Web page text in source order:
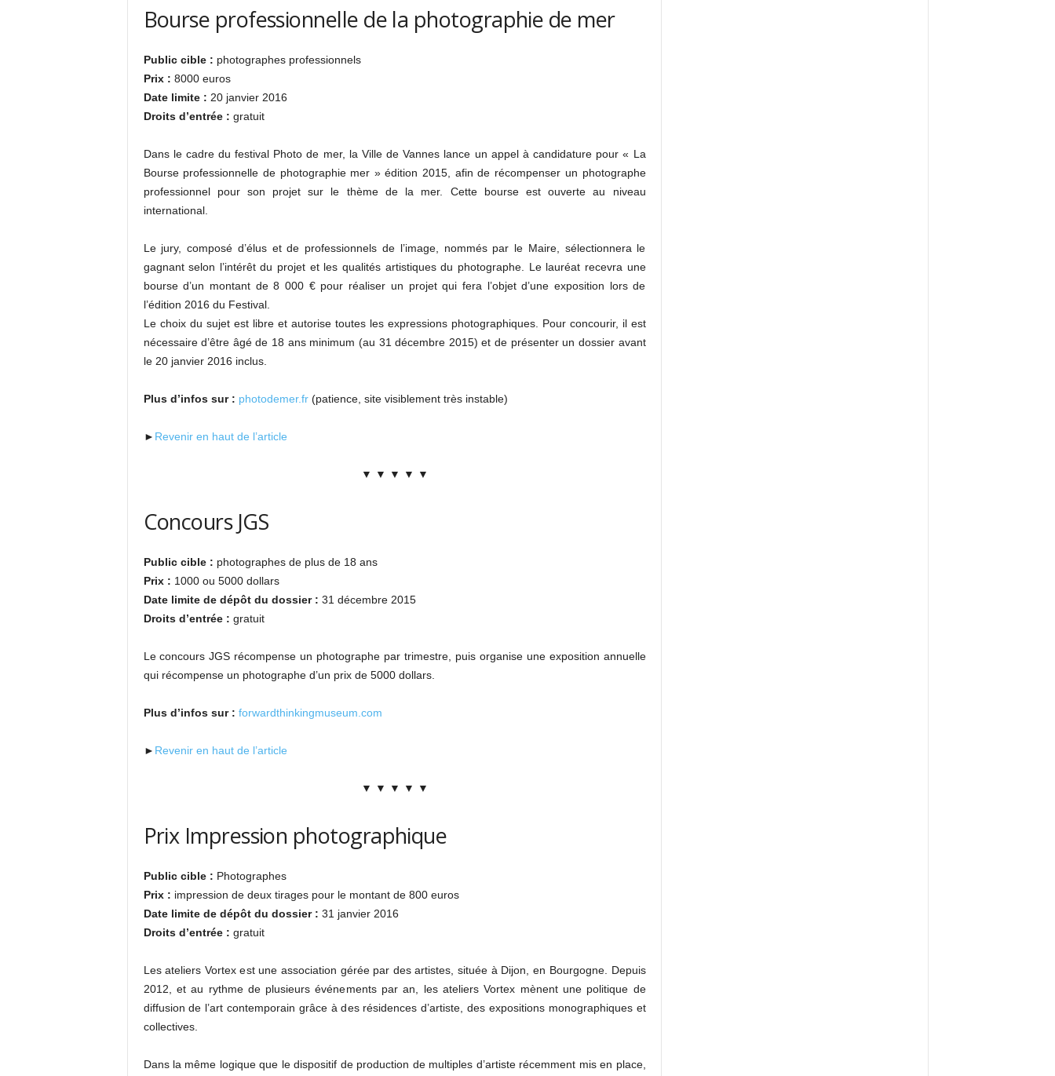
Bourse professionnelle de la photographie de mer
Public cible : photographes professionnels
Prix : 8000 euros
Date limite : 20 janvier 2016
Droits d’entrée : gratuit
Dans le cadre du festival Photo de mer, la Ville de Vannes lance un appel à candidature pour « La
Bourse professionnelle de photographie mer » édition 2015, afin de récompenser un photographe
professionnel pour son projet sur le thème de la mer. Cette bourse est ouverte au niveau
international.
Le jury, composé d’élus et de professionnels de l’image, nommés par le Maire, sélectionnera le
gagnant selon l’intérêt du projet et les qualités artistiques du photographe. Le lauréat recevra une
bourse d’un montant de 8 000 € pour réaliser un projet qui fera l’objet d’une exposition lors de
l’édition 2016 du Festival.
Le choix du sujet est libre et autorise toutes les expressions photographiques. Pour concourir, il est
nécessaire d’être âgé de 18 ans minimum (au 31 décembre 2015) et de présenter un dossier avant
le 20 janvier 2016 inclus.
Plus d’infos sur : photodemer.fr(patience, site visiblement très instable)
► Revenir en haut de l’article
▼ ▼ ▼ ▼ ▼
Concours JGS
Public cible : photographes de plus de 18 ans
Prix : 1000 ou 5000 dollars
Date limite de dépôt du dossier : 31 décembre 2015
Droits d’entrée : gratuit
Le concours JGS récompense un photographe par trimestre, puis organise une exposition annuelle
qui récompense un photographe d’un prix de 5000 dollars.
Plus d’infos sur : forwardthinkingmuseum.com
► Revenir en haut de l’article
▼ ▼ ▼ ▼ ▼
Prix Impression photographique
Public cible : Photographes
Prix : impression de deux tirages pour le montant de 800 euros
Date limite de dépôt du dossier : 31 janvier 2016
Droits d’entrée : gratuit
Les ateliers Vortex est une association gérée par des artistes, située à Dijon, en Bourgogne. Depuis
2012, et au rythme de plusieurs événements par an, les ateliers Vortex mènent une politique de
diffusion de l’art contemporain grâce à des résidences d’artiste, des expositions monographiques et
collectives.
Dans la même logique que le dispositif de production de multiples d’artiste récemment mis en place,